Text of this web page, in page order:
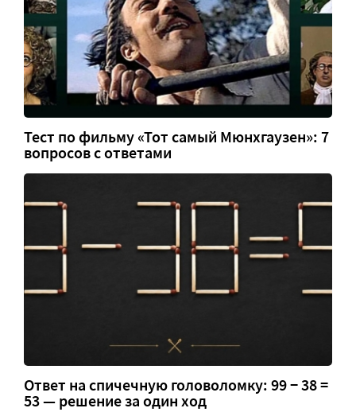
Тест по фильму «Тот самый Мюнхгаузен»: 7
вопросов с ответами
Ответ на спичечную головоломку: 99 − 38 =
53 — решение за один ход